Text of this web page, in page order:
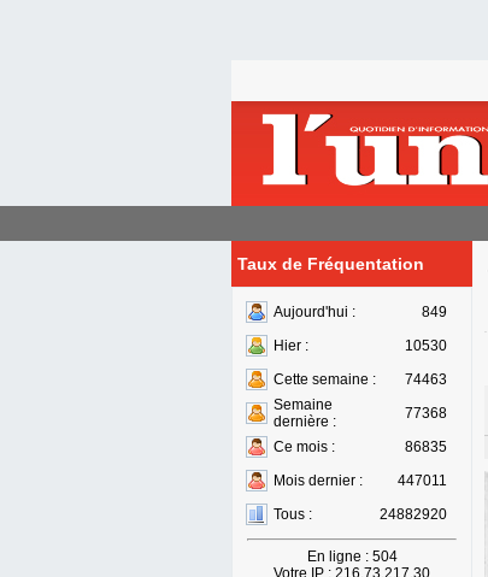
Taux de Fréquentation
Aujourd'hui :
849
Hier :
10530
Cette semaine :
74463
Semaine
dernière :
77368
Ce mois :
86835
Mois dernier :
447011
Tous :
24882920
En ligne : 504
Votre IP : 216.73.217.30